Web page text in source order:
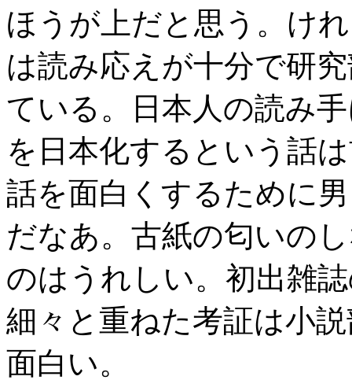
ほうが上だと思う。け
は読み応えが十分で研
ている。日本人の読み
を日本化するという話
話を面白くするために
だなあ。古紙の匂いの
のはうれしい。初出雑
細々と重ねた考証は小
面白い。